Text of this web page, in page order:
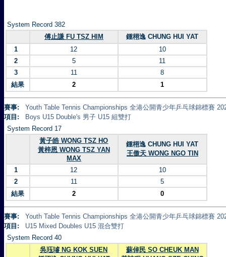
System Record 382
傅止謙 FU TSZ HIM
鍾栩逸 CHUNG HUI YAT
1
12
10
2
5
11
3
11
8
結果
2 1
賽事:
Youth Table Tennis Championships 全港公開青少年乒乓球錦標賽
項目:
Boys U15 Double's 男子 U15 組雙打
System Record 17
黃子皓 WONG TSZ HO
黃梓恩 WONG TSZ YAN
MAX
鍾栩逸 CHUNG HUI YAT
王傲天 WONG NGO TIN
1 12
10
2
11
5
結果
2 0
賽事:
Youth Table Tennis Championships 全港公開青少年乒乓球錦標賽
項目:
U15 Mixed Doubles U15 混合雙打
System Record 40
吳珏璿 NG KOK SUEN
蘇倬民 SO CHEUK MAN